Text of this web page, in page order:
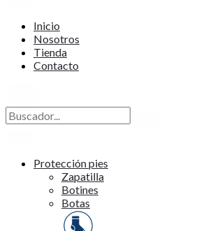
Inicio
Nosotros
Tienda
Contacto
Protección pies
Zapatilla
Botines
Botas